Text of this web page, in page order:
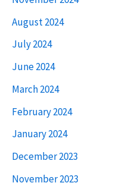
August 2024
July 2024
June 2024
March 2024
February 2024
January 2024
December 2023
November 2023